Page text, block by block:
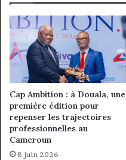
Cap Ambition : à Douala, une
première édition pour
repenser les trajectoires
professionnelles au
Cameroun
8 juin 2026